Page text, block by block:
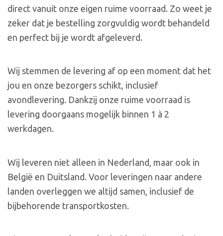
direct vanuit onze eigen ruime voorraad. Zo weet je
zeker dat je bestelling zorgvuldig wordt behandeld
en perfect bij je wordt afgeleverd.
Wij stemmen de levering af op een moment dat het
jou en onze bezorgers schikt, inclusief
avondlevering. Dankzij onze ruime voorraad is
levering doorgaans mogelijk binnen 1 à 2
werkdagen.
Wij leveren niet alleen in Nederland, maar ook in
België en Duitsland. Voor leveringen naar andere
landen overleggen we altijd samen, inclusief de
bijbehorende transportkosten.